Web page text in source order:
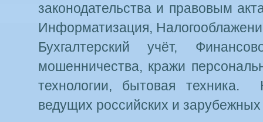
законодательства и правовым
Информатизация,
Бухгалтерский учёт,
мошенничества, кражи
технологии, бытовая техника.
ведущих российских и